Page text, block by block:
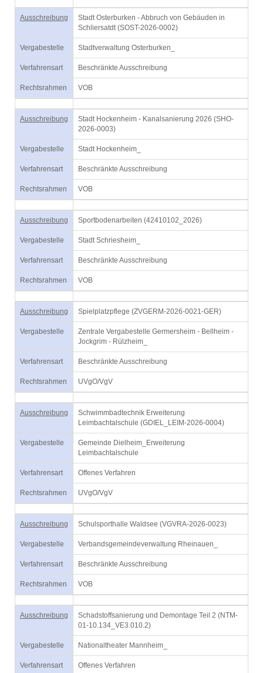
Ausschreibung
Stadt Osterburken - Abbruch von Gebäuden in
Schliersatdt (SOST-2026-0002)
Vergabestelle Stadtverwaltung Osterburken_
Verfahrensart Beschränkte Ausschreibung
Rechtsrahmen VOB
Ausschreibung
Stadt Hockenheim - Kanalsanierung 2026 (SHO-
2026-0003)
Vergabestelle Stadt Hockenheim_
Verfahrensart Beschränkte Ausschreibung
Rechtsrahmen VOB
Ausschreibung Sportbodenarbeiten (42410102_2026)
Vergabestelle Stadt Schriesheim_
Verfahrensart Beschränkte Ausschreibung
Rechtsrahmen VOB
Ausschreibung Spielplatzpflege (ZVGERM-2026-0021-GER)
Vergabestelle
Zentrale Vergabestelle Germersheim - Bellheim -
Jockgrim - Rülzheim_
Verfahrensart Beschränkte Ausschreibung
Rechtsrahmen UVgO/VgV
Ausschreibung
Schwimmbadtechnik Erweiterung
Leimbachtalschule (GDIEL_LEIM-2026-0004)
Vergabestelle
Gemeinde Dielheim_Erweiterung
Leimbachtalschule
Verfahrensart Offenes Verfahren
Rechtsrahmen UVgO/VgV
Ausschreibung Schulsporthalle Waldsee (VGVRA-2026-0023)
Vergabestelle Verbandsgemeindeverwaltung Rheinauen_
Verfahrensart Beschränkte Ausschreibung
Rechtsrahmen VOB
Ausschreibung
Schadstoffsanierung und Demontage Teil 2 (NTM-
01-10.134_VE3.010.2)
Vergabestelle Nationaltheater Mannheim_
Verfahrensart Offenes Verfahren